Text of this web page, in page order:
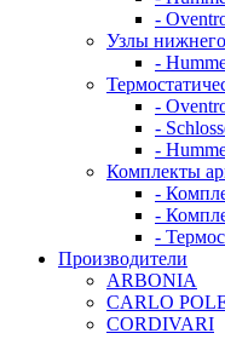
-
Узлы
-
-
-
-
Комплекты
-
-
-
Производители
ARBONIA
CARLO
CORDIVARI